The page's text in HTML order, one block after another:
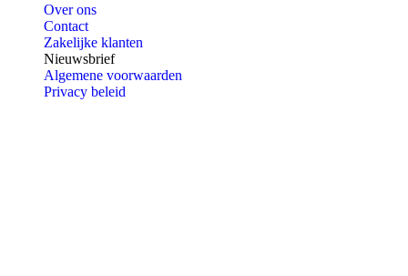
Over ons
Contact
Zakelijke klanten
Nieuwsbrief
Algemene voorwaarden
Privacy beleid